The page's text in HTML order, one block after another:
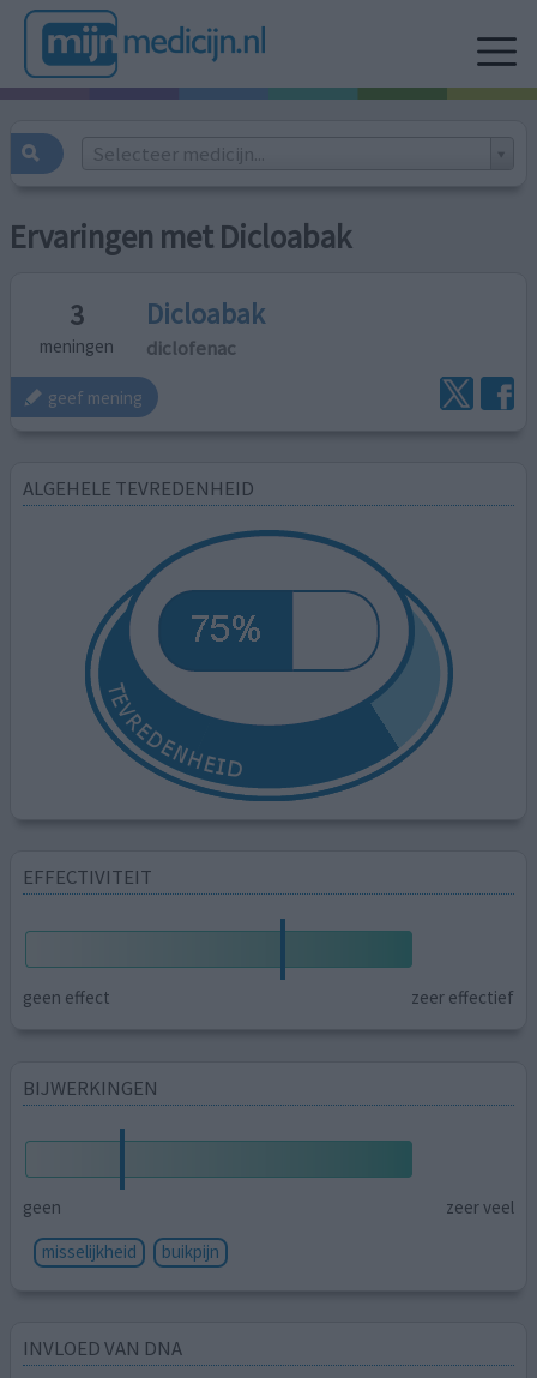
Selecteer medicijn...
Ervaringen met Dicloabak
3
meningen
Dicloabak
diclofenac
geef mening
ALGEHELE TEVREDENHEID
EFFECTIVITEIT
geen effect zeer effectief
BIJWERKINGEN
geen
zeer veel
misselijkheid
buikpijn
INVLOED VAN DNA